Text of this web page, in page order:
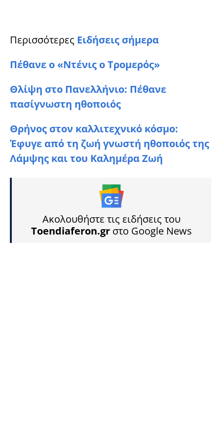
Περισσότερες Ειδήσεις σήμερα
Πέθανε ο «Ντένις ο Τρομερός»
Θλίψη στο Πανελλήνιο: Πέθανε
πασίγνωστη ηθοποιός
Θρήνος στον καλλιτεχνικό κόσμο:
Έφυγε από τη ζωή γνωστή ηθοποιός της
Λάμψης και του Καλημέρα Ζωή
Ακολουθήστε τις ειδήσεις του
Toendiaferon.gr στο Google News